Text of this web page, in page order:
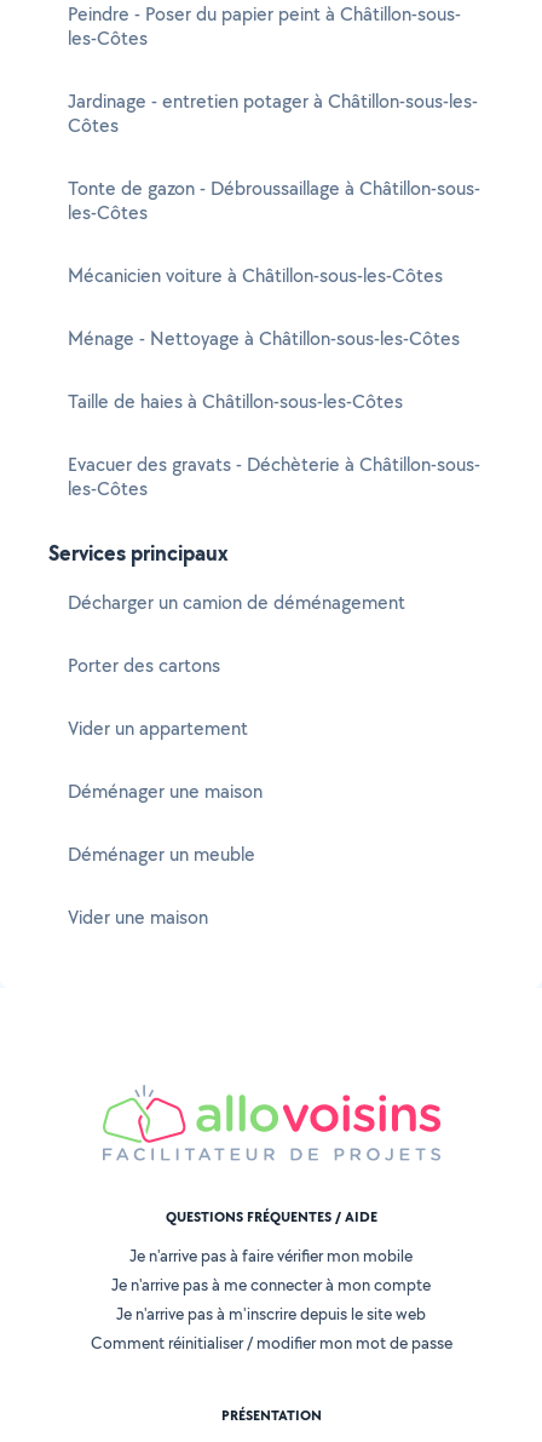
Peindre - Poser du papier peint à Châtillon-sous-
les-Côtes
Jardinage - entretien potager à Châtillon-sous-les-
Côtes
Tonte de gazon - Débroussaillage à Châtillon-sous-
les-Côtes
Mécanicien voiture à Châtillon-sous-les-Côtes
Ménage - Nettoyage à Châtillon-sous-les-Côtes
Taille de haies à Châtillon-sous-les-Côtes
Evacuer des gravats - Déchèterie à Châtillon-sous-
les-Côtes
Services principaux
Décharger un camion de déménagement
Porter des cartons
Vider un appartement
Déménager une maison
Déménager un meuble
Vider une maison
QUESTIONS FRÉQUENTES / AIDE
Je n'arrive pas à faire vérifier mon mobile
Je n'arrive pas à me connecter à mon compte
Je n'arrive pas à m'inscrire depuis le site web
Comment réinitialiser / modifier mon mot de passe
PRÉSENTATION